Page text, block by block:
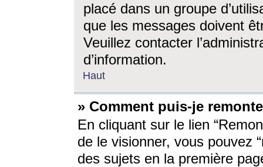
placé dans un groupe
que les messages doivent
Veuillez contacter
d’information.
Haut
» Comment puis-je
En cliquant sur le lien
de le visionner, vous pouvez
des sujets en la première